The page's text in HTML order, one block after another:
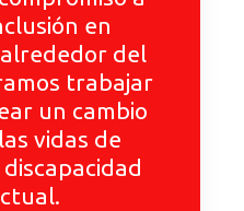
en
del
trabajar
un cambio
vidas de